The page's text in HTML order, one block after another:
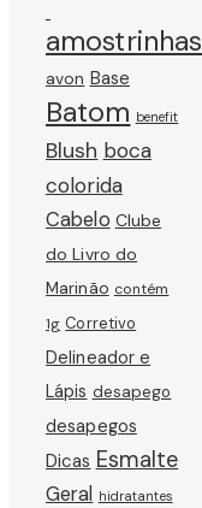
amostrinhas
avon Base
Batom benefit
Blush boca
colorida
Cabelo Clube
do Livro do
Marinão contém
1g Corretivo
Delineador e
Lápis desapego
desapegos
Dicas Esmalte
Geral hidratantes